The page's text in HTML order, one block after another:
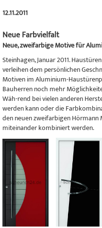
12.11.2011
Neue Farbvielfalt
Neue, zweifarbige Motive für
Steinhagen, Januar 2011.
verleihen dem persönlichen
Motiven im Aluminium-
Bauherren noch mehr
Wäh-rend bei vielen anderen
werden kann oder die
den neuen zweifarbigen Hörmann
miteinander kombiniert werden.